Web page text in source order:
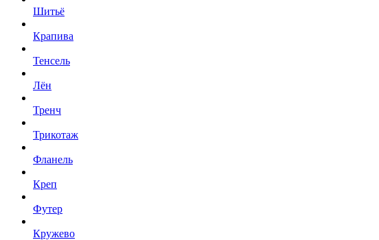
Шитьё
Крапива
Тенсель
Лён
Тренч
Трикотаж
Фланель
Креп
Футер
Кружево